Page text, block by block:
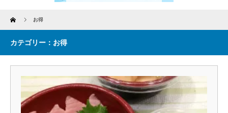
Home お得
カテゴリー：お得